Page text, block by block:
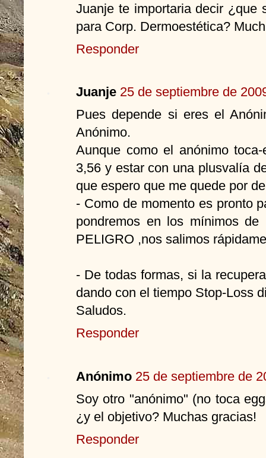
Juanje te importaria decir ¿que
para Corp. Dermoestética?
Responder
Juanje 25 de septiembre de
Pues depende si eres el
Anónimo.
Aunque como el anónimo
3,56 y estar con una plusvalía
que espero que me quede por
- Como de momento es pronto
pondremos en los mínimos
PELIGRO ,nos salimos
- De todas formas, si la
dando con el tiempo Stop-Loss
Saludos.
Responder
Anónimo 25 de septiembre de
Soy otro "anónimo" (no toca
¿y el objetivo? Muchas gracias!
Responder